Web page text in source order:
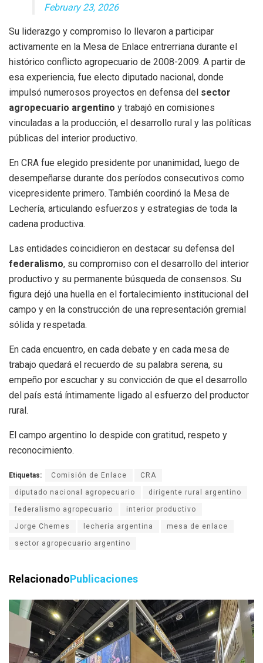
February 23, 2026
Su liderazgo y compromiso lo llevaron a participar
activamente en la Mesa de Enlace entrerriana durante el
histórico conflicto agropecuario de 2008-2009. A partir de
esa experiencia, fue electo diputado nacional, donde
impulsó numerosos proyectos en defensa del sector
agropecuario argentino y trabajó en comisiones
vinculadas a la producción, el desarrollo rural y las políticas
públicas del interior productivo.
En CRA fue elegido presidente por unanimidad, luego de
desempeñarse durante dos períodos consecutivos como
vicepresidente primero. También coordinó la Mesa de
Lechería, articulando esfuerzos y estrategias de toda la
cadena productiva.
Las entidades coincidieron en destacar su defensa del
federalismo, su compromiso con el desarrollo del interior
productivo y su permanente búsqueda de consensos. Su
figura dejó una huella en el fortalecimiento institucional del
campo y en la construcción de una representación gremial
sólida y respetada.
En cada encuentro, en cada debate y en cada mesa de
trabajo quedará el recuerdo de su palabra serena, su
empeño por escuchar y su convicción de que el desarrollo
del país está íntimamente ligado al esfuerzo del productor
rural.
El campo argentino lo despide con gratitud, respeto y
reconocimiento.
Etiquetas: Comisión de Enlace CRA
diputado nacional agropecuario dirigente rural argentino
federalismo agropecuario interior productivo
Jorge Chemes lechería argentina mesa de enlace
sector agropecuario argentino
RelacionadoPublicaciones